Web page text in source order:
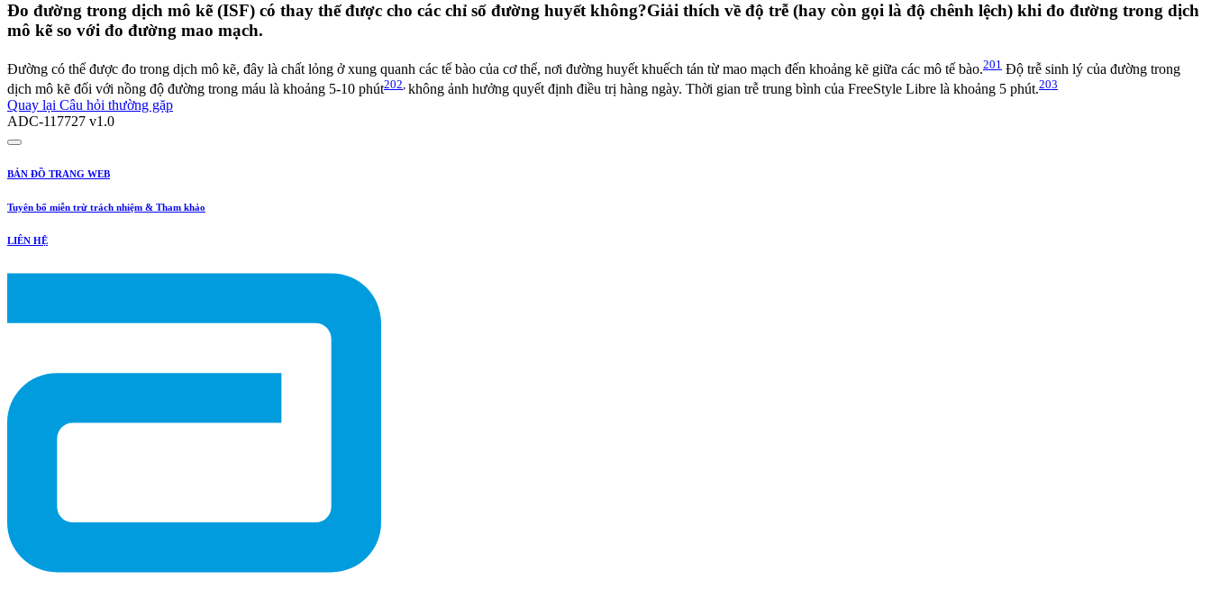
Đo đường trong dịch mô kẽ (ISF) có thay thế được cho các chỉ số đường huyết không?Giải thích về độ trễ (hay còn gọi là độ chênh lệch) khi đo đường trong dịch
mô kẽ so với đo đường mao mạch.
Đường có thể được đo trong dịch mô kẽ, đây là chất lỏng ở xung quanh các tế bào của cơ thể, nơi đường huyết khuếch tán từ mao mạch đến khoảng kẽ giữa các mô tế bào.201 Độ trễ sinh lý của đường trong
dịch mô kẽ đối với nồng độ đường trong máu là khoảng 5-10 phút202, không ảnh hưởng quyết định điều trị hàng ngày. Thời gian trễ trung bình của FreeStyle Libre là khoảng 5 phút.203
Quay lại Câu hỏi thường gặp
ADC-117727 v1.0
BẢN ĐỒ TRANG WEB
Tuyên bố miễn trừ trách nhiệm & Tham khảo
LIÊN HỆ